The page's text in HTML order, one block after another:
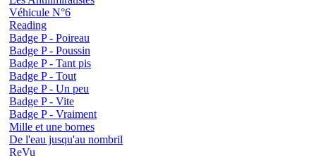
Véhicule N°6
Reading
Badge P - Poireau
Badge P - Poussin
Badge P - Tant pis
Badge P - Tout
Badge P - Un peu
Badge P - Vite
Badge P - Vraiment
Mille et une bornes
De l'eau jusqu'au nombril
ReVu